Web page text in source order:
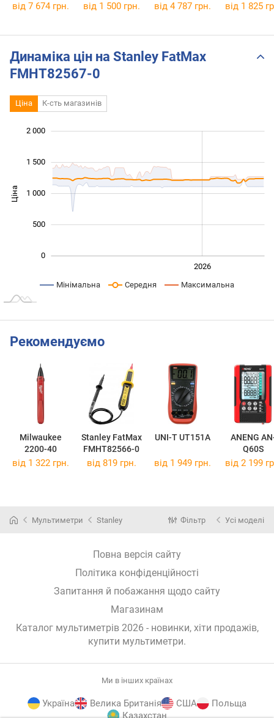
від 7 674 грн. від 1 500 грн. від 4 787 грн. від 1 825
Динаміка цін на Stanley FatMax
FMHT82567-0
Ціна К-сть магазинів
Ціна 1 000
0
2 000
1 000
1 500
500
2026
Мінімальна Середня Максимальна
Рекомендуємо
Milwaukee
2200-40
Stanley FatMax
FMHT82566-0
UNI-T UT151A
ANENG
Q60S
від 1 322 грн. від 819 грн. від 1 949 грн. від 2 199
Мультиметри Stanley Фільтр Усі моделі
Повна версія сайту
Політика конфіденційності
Запитання й побажання щодо сайту
Магазинам
Каталог мультиметрів 2026 - новинки, хіти продажів,
купити мультиметри.
Ми в інших країнах
Україна Велика Британія США
Польща
Казахстан